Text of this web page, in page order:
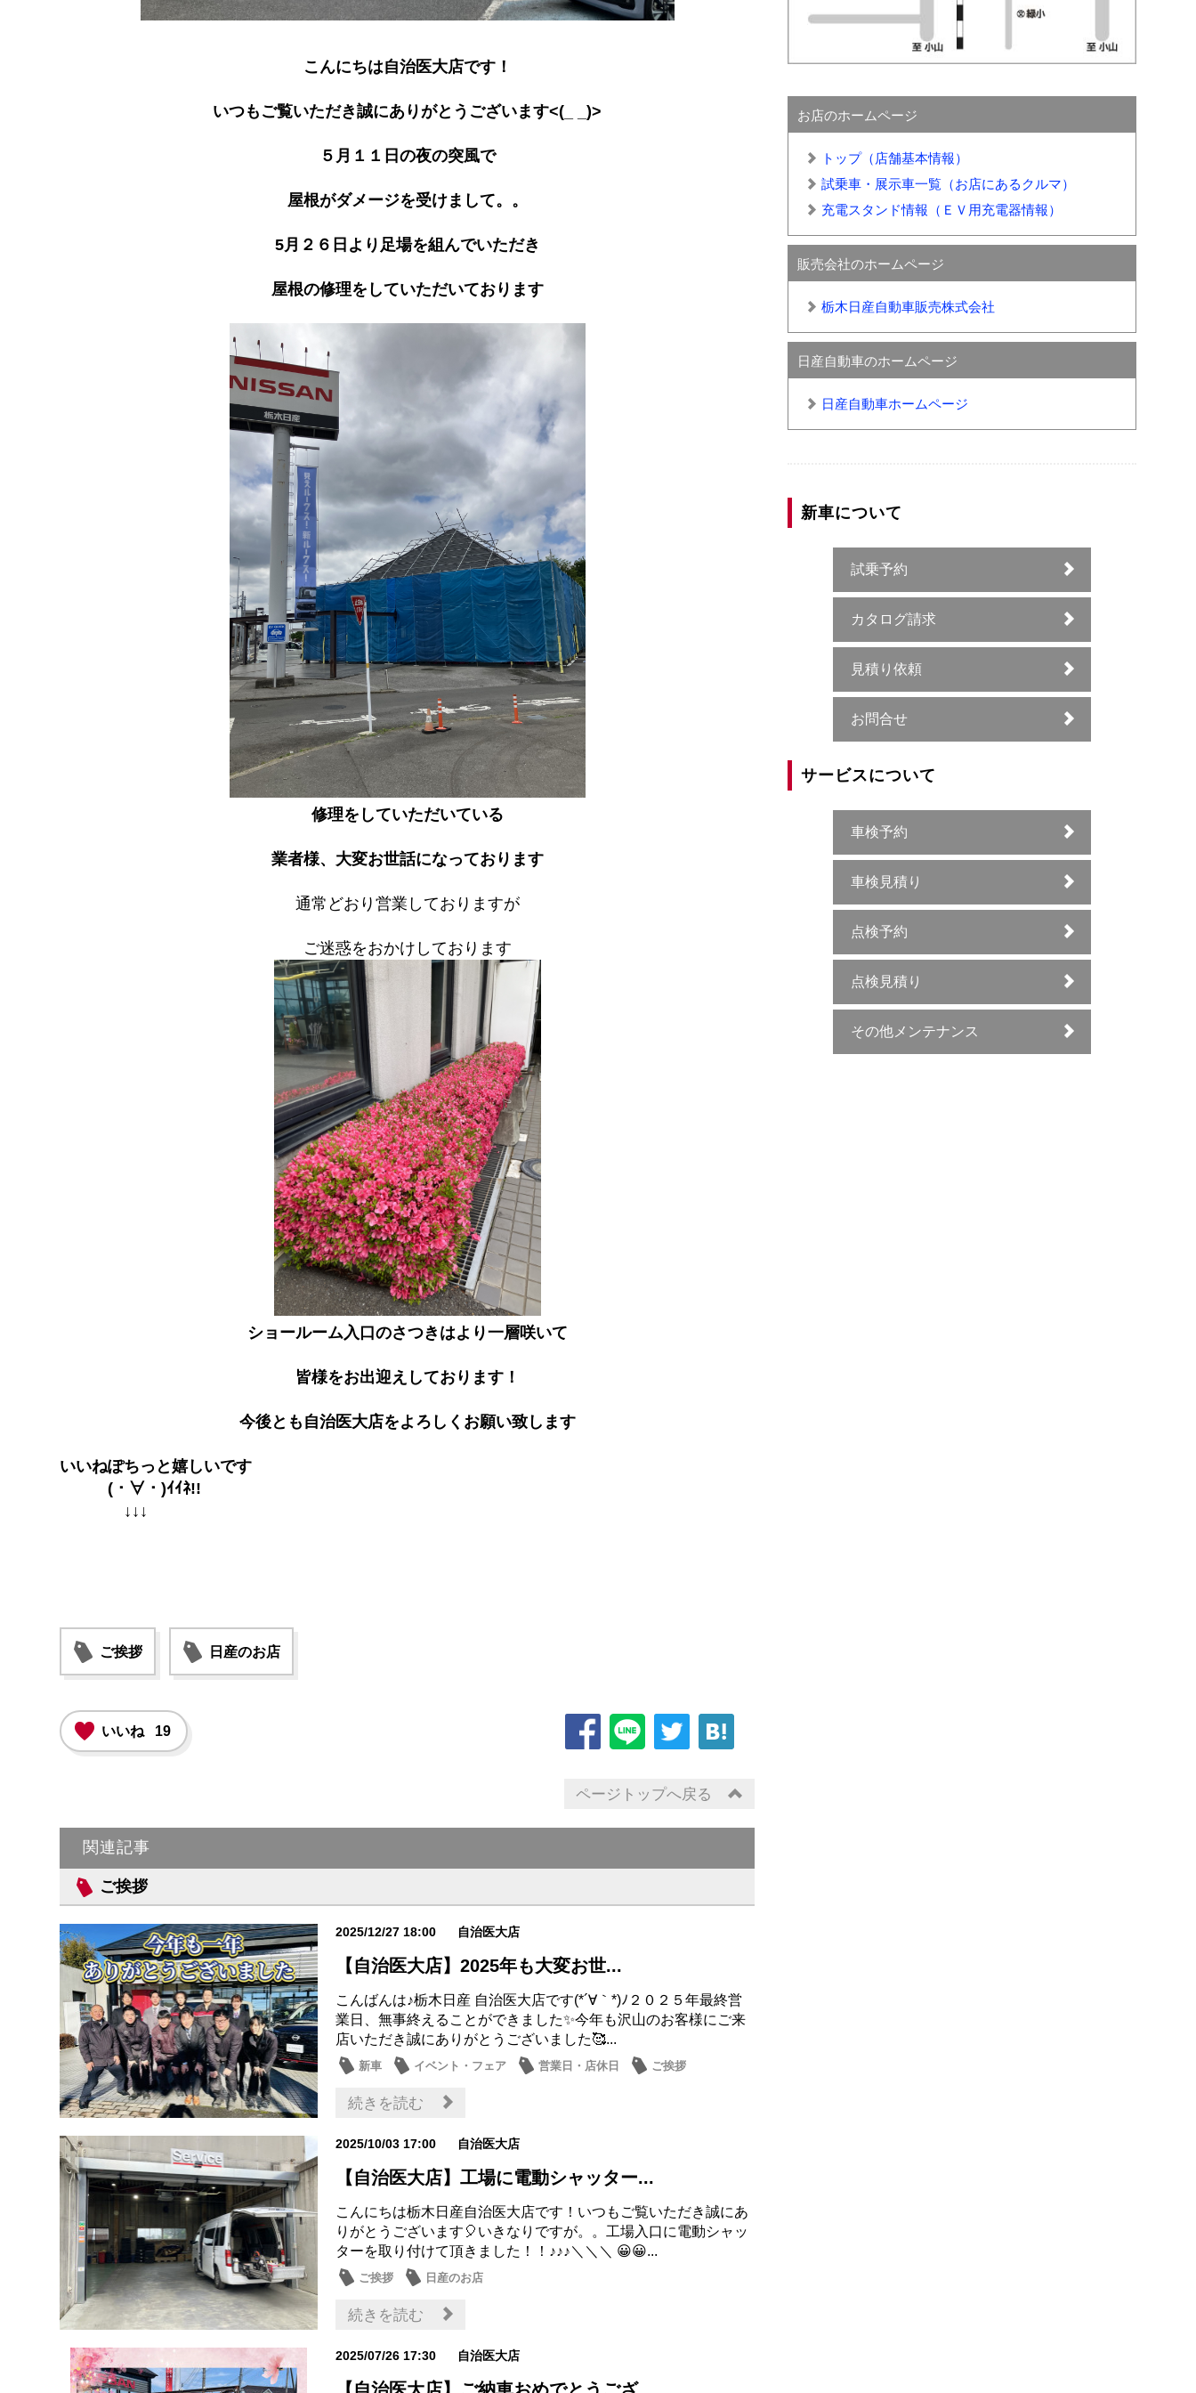
こんにちは自治医大店です！
いつもご覧いただき誠にありがとうございます<(_ _)>
５月１１日の夜の突風で
屋根がダメージを受けまして。。
5月２６日より足場を組んでいただき
屋根の修理をしていただいております
修理をしていただいている
業者様、大変お世話になっております
通常どおり営業しておりますが
ご迷惑をおかけしております
ショールーム入口のさつきはより一層咲いて
皆様をお出迎えしております！
今後とも自治医大店をよろしくお願い致します
いいねぽちっと嬉しいです
(・∀・)ｲｲﾈ!!
↓↓↓
ご挨拶 日産のお店
いいね 19
ページトップへ戻る
関連記事
ご挨拶
2025/12/27 18:00 自治医大店
【自治医大店】2025年も大変お世...
こんばんは♪栃木日産 自治医大店です(*´∀｀*)ﾉ２０２５年最終営
業日、無事終えることができました✨今年も沢山のお客様にご来
店いただき誠にありがとうございました🥰...
新車 イベント・フェア 営業日・店休日
ご挨拶
日産のお店
続きを読む
2025/10/03 17:00 自治医大店
【自治医大店】工場に電動シャッター...
こんにちは栃木日産自治医大店です！いつもご覧いただき誠にあ
りがとうございます🎈いきなりですが。。工場入口に電動シャッ
ターを取り付けて頂きました！！♪♪♪＼＼＼ 😀😀...
ご挨拶 日産のお店
続きを読む
2025/07/26 17:30 自治医大店
お店のホームページ
トップ（店舗基本情報）
試乗車・展示車一覧（お店にあるクルマ）
充電スタンド情報（ＥＶ用充電器情報）
販売会社のホームページ
栃木日産自動車販売株式会社
日産自動車のホームページ
日産自動車ホームページ
新車について
試乗予約
カタログ請求
見積り依頼
お問合せ
サービスについて
車検予約
車検見積り
点検予約
点検見積り
その他メンテナンス